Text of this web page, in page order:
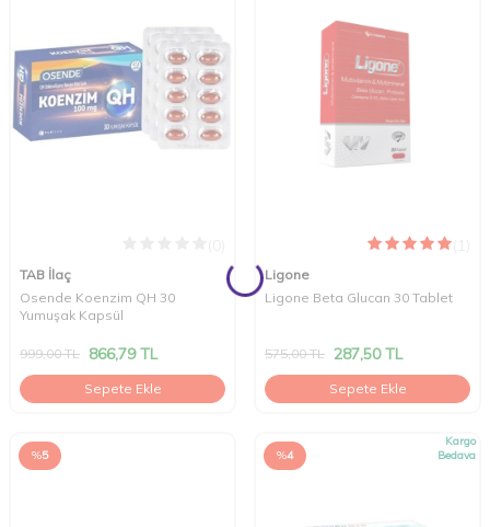
TAB İlaç
Osende Koenzim QH 30
Yumuşak Kapsül
999,00TL 866,79TL
Sepete Ekle
Ligone
Ligone Beta Glucan 30 Tablet
575,00TL 287,50TL
Sepete Ekle
%5 %4
Kargo
Bedava